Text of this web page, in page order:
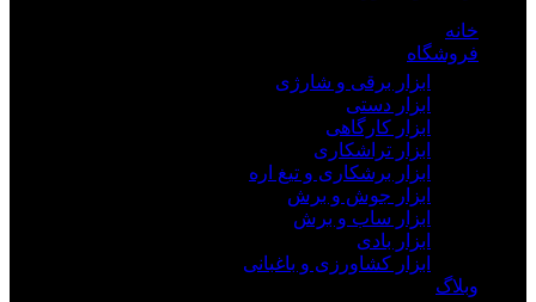
خانه
فروشگاه
ابزار برقی و شارژی
ابزار دستی
ابزار کارگاهی
ابزار تراشکاری
ابزار برشکاری و تیغ اره
ابزار جوش و برش
ابزار ساب و برش
ابزار بادی
ابزار کشاورزی و باغبانی
وبلاگ